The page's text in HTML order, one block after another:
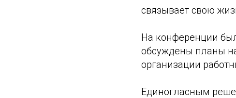
связывает свою
На конференции
обсуждены планы
организации
Единогласным